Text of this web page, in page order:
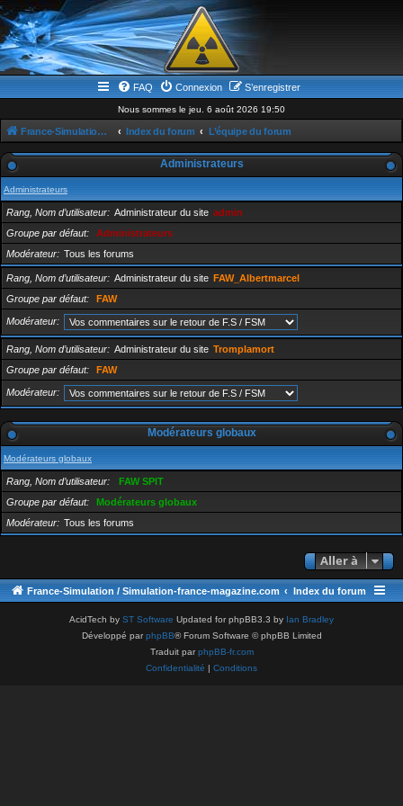
FAQ Connexion S’enregistrer
Nous sommes le jeu. 6 août 2026 19:50
France-Simulation / Simulation-france-magazine.com Index du forum L’équipe du forum
Administrateurs
Administrateurs
Rang, Nom d’utilisateur Administrateur du site admin
Groupe par défaut
Administrateurs
Modérateur
Tous les forums
Rang, Nom d’utilisateur Administrateur du site FAW_Albertmarcel
Groupe par défaut
FAW
Modérateur
Rang, Nom d’utilisateur Administrateur du site Tromplamort
Groupe par défaut
FAW
Modérateur
Modérateurs globaux
Modérateurs globaux
Rang, Nom d’utilisateur
FAW SPIT
Groupe par défaut
Modérateurs globaux
Modérateur
Tous les forums
Aller à
France-Simulation / Simulation-france-magazine.com Index du forum
AcidTech by ST Software Updated for phpBB3.3 by Ian Bradley
Développé parphpBB® Forum Software © phpBB Limited
Traduit parphpBB-fr.com
Confidentialité | Conditions